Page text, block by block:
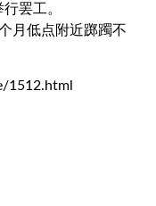
罢工。
月低点附近踯躅不
1512.html